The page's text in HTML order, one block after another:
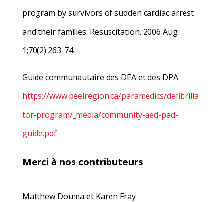
program by survivors of sudden cardiac arrest
and their families. Resuscitation. 2006 Aug
1;70(2):263-74.
Guide communautaire des DEA et des DPA:
https://www.peelregion.ca/paramedics/defibrilla
tor-program/_media/community-aed-pad-
guide.pdf
Merci à nos contributeurs
Matthew Douma et Karen Fray